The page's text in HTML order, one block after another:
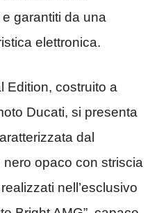
garantiti da una
elettronica.
Edition, costruito a
Ducati, si presenta
dal
opaco con striscia
nell’esclusivo